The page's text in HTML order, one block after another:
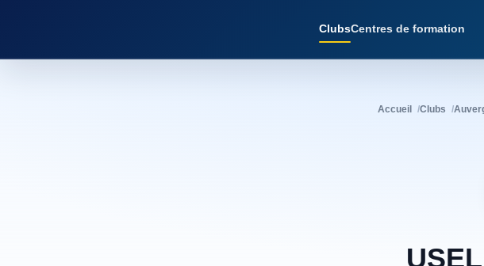
ClubsCentres de formation
Accueil Clubs
USEL